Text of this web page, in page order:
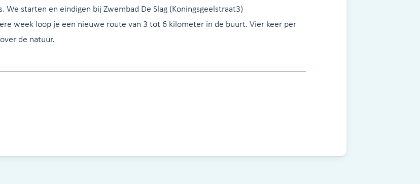
We starten en eindigen bij Zwembad De Slag (Koningsgeelstraat3)
week loop je een nieuwe route van 3 tot 6 kilometer in de buurt. Vier keer per
de natuur.